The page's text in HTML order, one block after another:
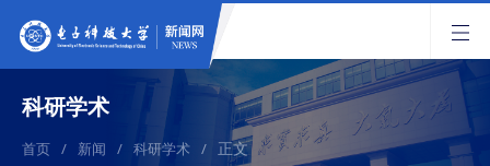
科研学术
首页 / 新闻 / 科研学术 / 正文